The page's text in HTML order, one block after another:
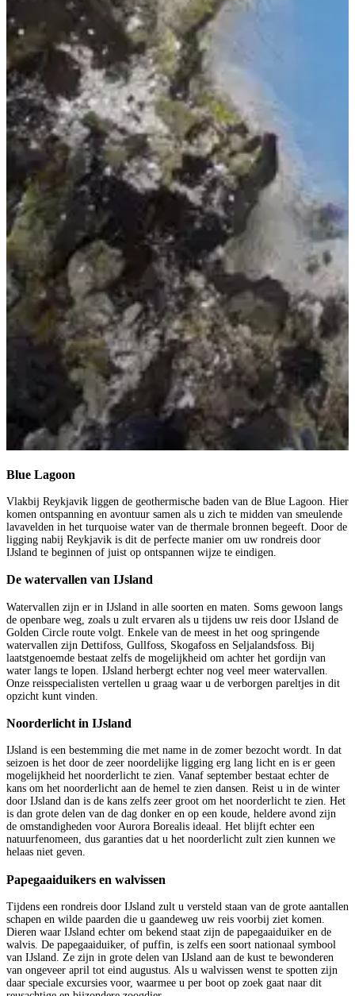
Blue Lagoon
Vlakbij Reykjavik liggen de geothermische baden van de Blue Lagoon. Hier
komen ontspanning en avontuur samen als u zich te midden van smeulende
lavavelden in het turquoise water van de thermale bronnen begeeft. Door de
ligging nabij Reykjavik is dit de perfecte manier om uw rondreis door
IJsland te beginnen of juist op ontspannen wijze te eindigen.
De watervallen van IJsland
Watervallen zijn er in IJsland in alle soorten en maten. Soms gewoon langs
de openbare weg, zoals u zult ervaren als u tijdens uw reis door IJsland de
Golden Circle route volgt. Enkele van de meest in het oog springende
watervallen zijn Dettifoss, Gullfoss, Skogafoss en Seljalandsfoss. Bij
laatstgenoemde bestaat zelfs de mogelijkheid om achter het gordijn van
water langs te lopen. IJsland herbergt echter nog veel meer watervallen.
Onze reisspecialisten vertellen u graag waar u de verborgen pareltjes in dit
opzicht kunt vinden.
Noorderlicht in IJsland
IJsland is een bestemming die met name in de zomer bezocht wordt. In dat
seizoen is het door de zeer noordelijke ligging erg lang licht en is er geen
mogelijkheid het noorderlicht te zien. Vanaf september bestaat echter de
kans om het noorderlicht aan de hemel te zien dansen. Reist u in de winter
door IJsland dan is de kans zelfs zeer groot om het noorderlicht te zien. Het
is dan grote delen van de dag donker en op een koude, heldere avond zijn
de omstandigheden voor Aurora Borealis ideaal. Het blijft echter een
natuurfenomeen, dus garanties dat u het noorderlicht zult zien kunnen we
helaas niet geven.
Papegaaiduikers en walvissen
Tijdens een rondreis door IJsland zult u versteld staan van de grote aantallen
schapen en wilde paarden die u gaandeweg uw reis voorbij ziet komen.
Dieren waar IJsland echter om bekend staat zijn de papegaaiduiker en de
walvis. De papegaaiduiker, of puffin, is zelfs een soort nationaal symbool
van IJsland. Ze zijn in grote delen van IJsland aan de kust te bewonderen
van ongeveer april tot eind augustus. Als u walvissen wenst te spotten zijn
daar speciale excursies voor, waarmee u per boot op zoek gaat naar dit